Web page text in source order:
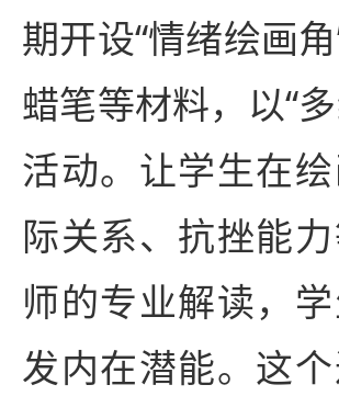
期开设“情绪绘画
蜡笔等材料，以“
活动。让学生在
际关系、抗挫能
师的专业解读，
发内在潜能。这